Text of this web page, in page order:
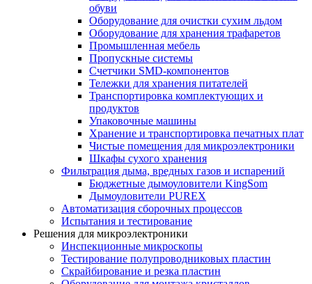
обуви
Оборудование для очистки сухим льдом
Оборудование для хранения трафаретов
Промышленная мебель
Пропускные системы
Счетчики SMD-компонентов
Тележки для xранения питателей
Транспортировка комплектующих и
продуктов
Упаковочные машины
Хранение и транспортировка печатных плат
Чистые помещения для микроэлектроники
Шкафы сухого хранения
Фильтрация дыма, вредных газов и испарений
Бюджетные дымоуловители KingSom
Дымоуловители PUREX
Автоматизация сборочных процессов
Испытания и тестирование
Решения для микроэлектроники
Инспекционные микроскопы
Тестирование полупроводниковых пластин
Скрайбирование и резка пластин